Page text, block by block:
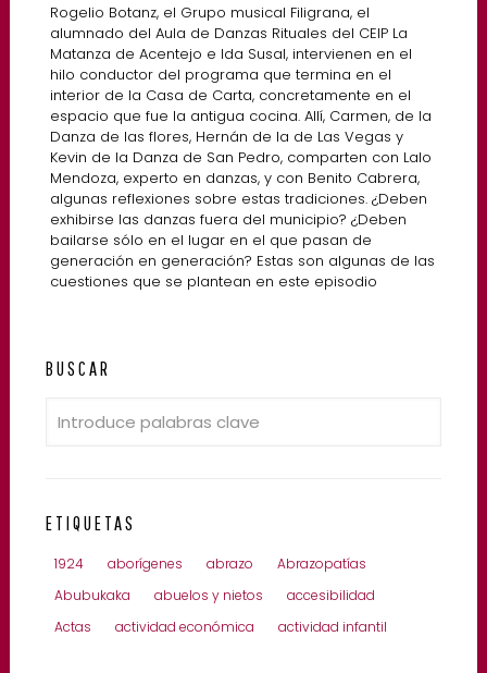
Rogelio Botanz, el Grupo musical Filigrana, el
alumnado del Aula de Danzas Rituales del CEIP La
Matanza de Acentejo e Ida Susal, intervienen en el
hilo conductor del programa que termina en el
interior de la Casa de Carta, concretamente en el
espacio que fue la antigua cocina. Allí, Carmen, de la
Danza de las flores, Hernán de la de Las Vegas y
Kevin de la Danza de San Pedro, comparten con Lalo
Mendoza, experto en danzas, y con Benito Cabrera,
algunas reflexiones sobre estas tradiciones. ¿Deben
exhibirse las danzas fuera del municipio? ¿Deben
bailarse sólo en el lugar en el que pasan de
generación en generación? Estas son algunas de las
cuestiones que se plantean en este episodio
BUSCAR
ETIQUETAS
1924 aborígenes abrazo
Abrazopatías
Abubukaka
abuelos y nietos
accesibilidad
Actas
actividad económica actividad infantil